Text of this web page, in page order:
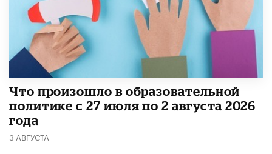
​Что произошло в образовательной
политике с 27 июля по 2 августа 2026
года
3 АВГУСТА